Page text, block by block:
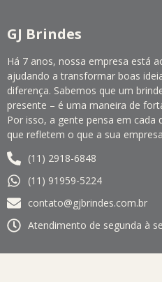
GJ Brindes
Há 7 anos, nossa empresa está
ajudando a transformar boas
diferença. Sabemos que um
presente – é uma maneira de
Por isso, a gente pensa em
que refletem o que a sua
(11) 2918-6848
(11) 91959-5224
contato@gjbrindes.com.br
Atendimento de segunda à